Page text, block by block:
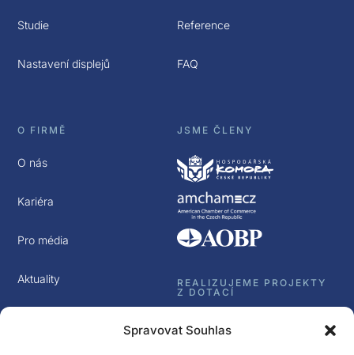
Spravovat Souhlas
Studie
Nastavení displejů
Reference
FAQ
O FIRMĚ
O nás
Kariéra
Pro média
Aktuality
JSME ČLENY
REALIZUJEME PROJEKTY
Z DOTACÍ